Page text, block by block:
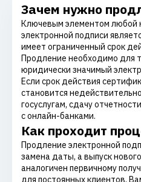
Зачем нужно
Ключевым элементом любой
электронной подписи
имеет ограниченный срок
Продление необходимо для
юридически значимый
Если срок действия
становится
госуслугам, сдачу
с онлайн-банками.
Как проходит
Продление электронной
замена даты, а выпуск
аналогичен первичному
для постоянных клиентов.